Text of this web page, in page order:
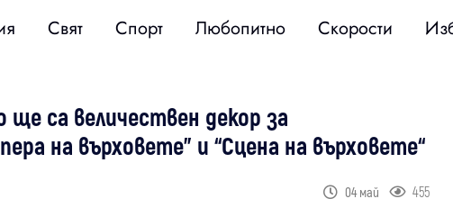
Свят Спорт Любопитно Скорости
са величествен декор за
на върховете” и “Сцена на върховете“
04 май 455